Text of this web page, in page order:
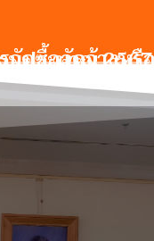
รจัดหาพัสดุ ประจำปีงบประมาณ 2567